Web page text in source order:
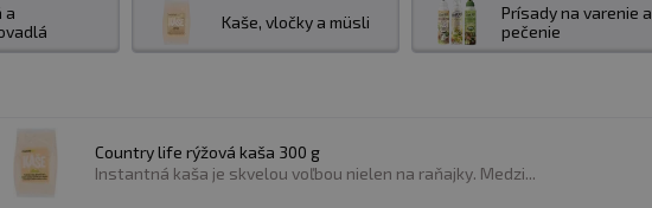
a
Kaše, vločky a müsli
Prísady na varenie a
pečenie
Country life rýžová kaša 300 g
Instantná kaša je skvelou voľbou nielen na raňajky. Medzi...